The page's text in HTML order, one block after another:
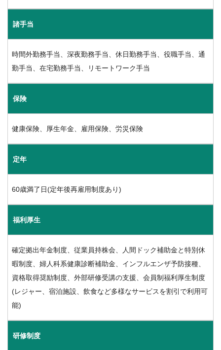
諸手当
時間外勤務手当、深夜勤務手当、休日勤務手当、役職手当、通
勤手当、在宅勤務手当、リモートワーク手当
保険
健康保険、厚生年金、雇用保険、労災保険
定年
60歳満了日(定年後再雇用制度あり)
福利厚生
確定拠出年金制度、従業員持株会、人間ドック補助金と特別休
暇制度、婦人科系健康診断補助金、インフルエンザ予防接種、
資格取得奨励制度、外部研修受講の支援、会員制福利厚生制度
(レジャー、宿泊施設、飲食など多様なサービスを割引で利用可
能)
研修制度